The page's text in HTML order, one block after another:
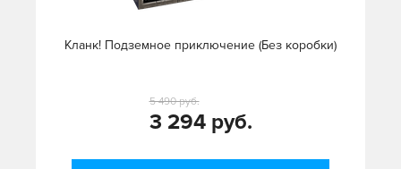
Кланк! Подземное приключение (Без коробки)
3 294 руб.
5 490 руб.